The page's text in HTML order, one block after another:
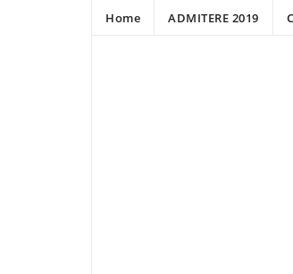
Home ADMITERE 2019